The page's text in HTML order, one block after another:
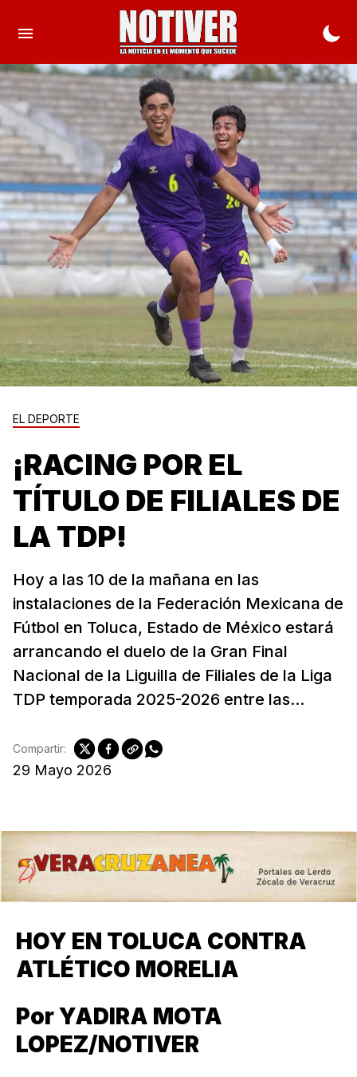
EL DEPORTE
¡RACING POR EL
TÍTULO DE FILIALES DE
LA TDP!
Hoy a las 10 de la mañana en las
instalaciones de la Federación Mexicana de
Fútbol en Toluca, Estado de México estará
arrancando el duelo de la Gran Final
Nacional de la Liguilla de Filiales de la Liga
TDP temporada 2025-2026 entre las...
29 Mayo 2026
Compartir:
HOY EN TOLUCA CONTRA
ATLÉTICO MORELIA
Por YADIRA MOTA
LOPEZ/NOTIVER